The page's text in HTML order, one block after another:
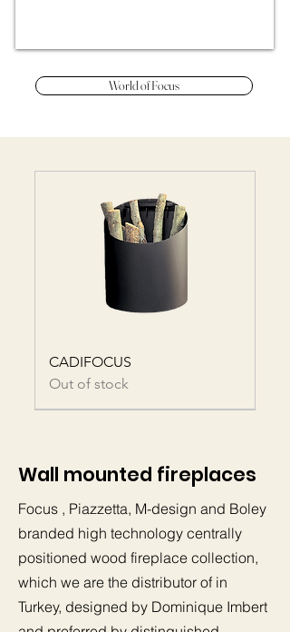
World of Focus
CADIFOCUS
Out of stock
STANNFOCUS
Price
TRY 56,400.00
KASIFOCUS
Out of stock
DELTAFOCUS
Out of stock
KYLINDROFOCUS
Out of stock
Wall mounted fireplaces
Focus , Piazzetta, M-design and Boley
branded high technology centrally
positioned wood fireplace collection,
which we are the distributor of in
Turkey, designed by Dominique Imbert